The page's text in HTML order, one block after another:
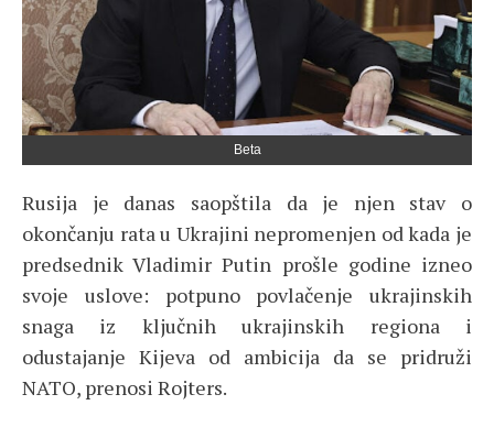
Beta
Rusija je danas saopštila da je njen stav o
okončanju rata u Ukrajini nepromenjen od kada je
predsednik Vladimir Putin prošle godine izneo
svoje uslove: potpuno povlačenje ukrajinskih
snaga iz ključnih ukrajinskih regiona i
odustajanje Kijeva od ambicija da se pridruži
NATO, prenosi Rojters.